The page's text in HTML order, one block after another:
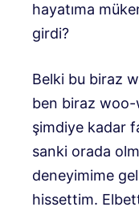
hayatıma
girdi?
Belki bu biraz
ben biraz woo-
şimdiye kadar
sanki orada
deneyimime
hissettim.